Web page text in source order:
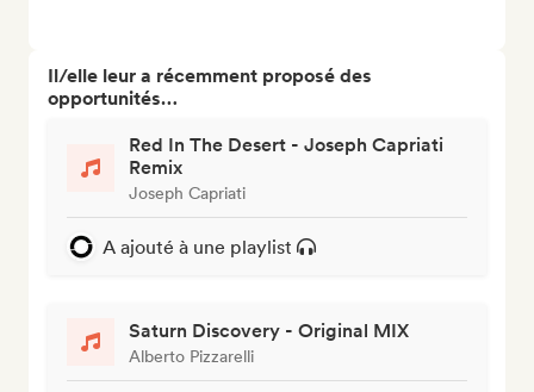
Il/elle leur a récemment proposé des
opportunités…
Red In The Desert - Joseph Capriati
Remix
Joseph Capriati
A ajouté à une playlist
Saturn Discovery - Original MIX
Alberto Pizzarelli